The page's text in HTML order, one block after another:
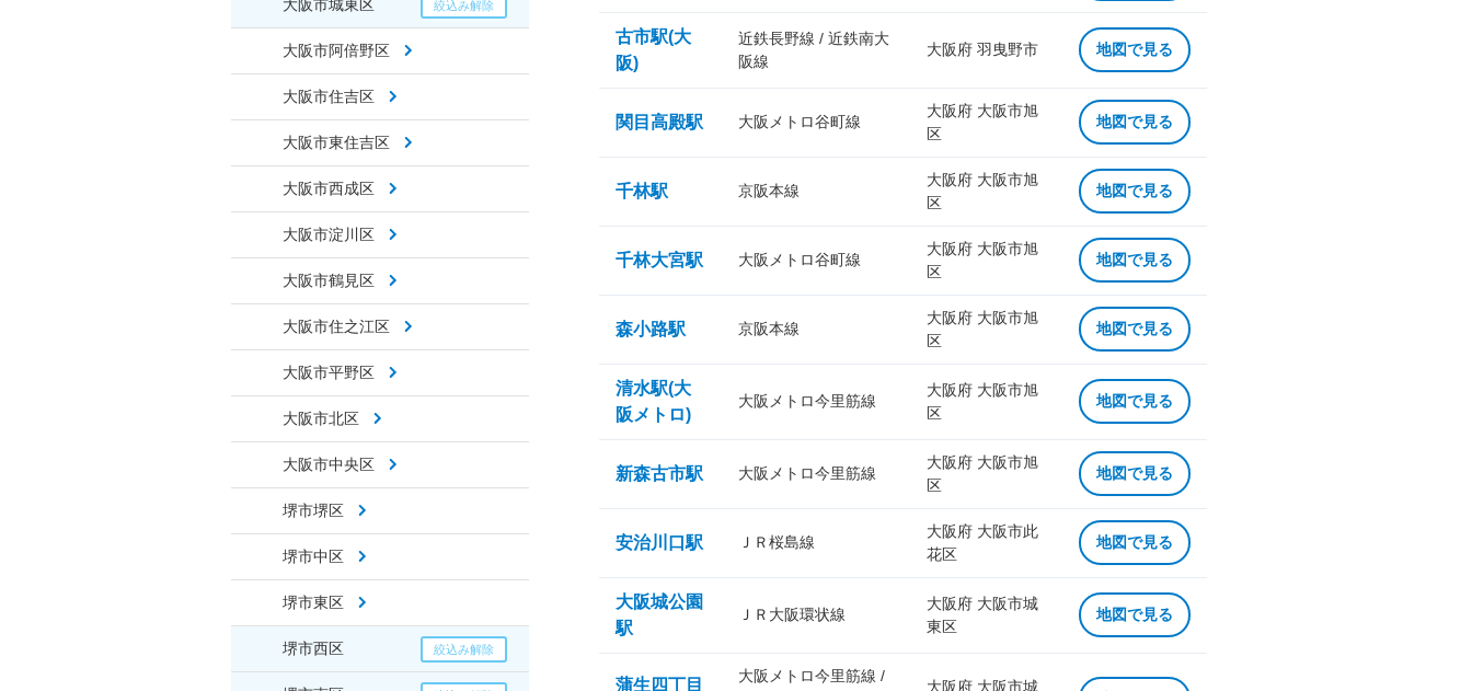
大阪市城東区
大阪市阿倍野区
大阪市住吉区
大阪市東住吉区
大阪市西成区
大阪市淀川区
大阪市鶴見区
大阪市住之江区
大阪市平野区
大阪市北区
大阪市中央区
堺市堺区
堺市中区
堺市東区
堺市西区
古市駅(大
阪)
近鉄長野線 / 近鉄南大
阪線
大阪府 羽曳野市 地図で見る
関目高殿駅 大阪メトロ谷町線
大阪府 大阪市旭
区
地図で見る
千林駅 京阪本線
大阪府 大阪市旭
区
地図で見る
千林大宮駅 大阪メトロ谷町線
大阪府 大阪市旭
区
地図で見る
森小路駅 京阪本線
大阪府 大阪市旭
区
地図で見る
清水駅(大
阪メトロ)
大阪メトロ今里筋線
大阪府 大阪市旭
区
地図で見る
新森古市駅 大阪メトロ今里筋線
大阪府 大阪市旭
区
地図で見る
安治川口駅 ＪＲ桜島線
大阪府 大阪市此
花区
地図で見る
大阪城公園
駅
ＪＲ大阪環状線
大阪府 大阪市城
東区
地図で見る
蒲生四丁目
大阪メトロ今里筋線 /
大阪府 大阪市城